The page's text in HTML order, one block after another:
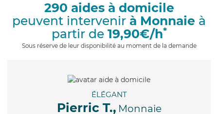
i
290 aides à domicile
peuvent intervenir à Monnaie à
partir de 19,90€/h*
Sous réserve de leur disponibilité au moment de la demande
ÉLÉGANT
Pierric T., Monnaie